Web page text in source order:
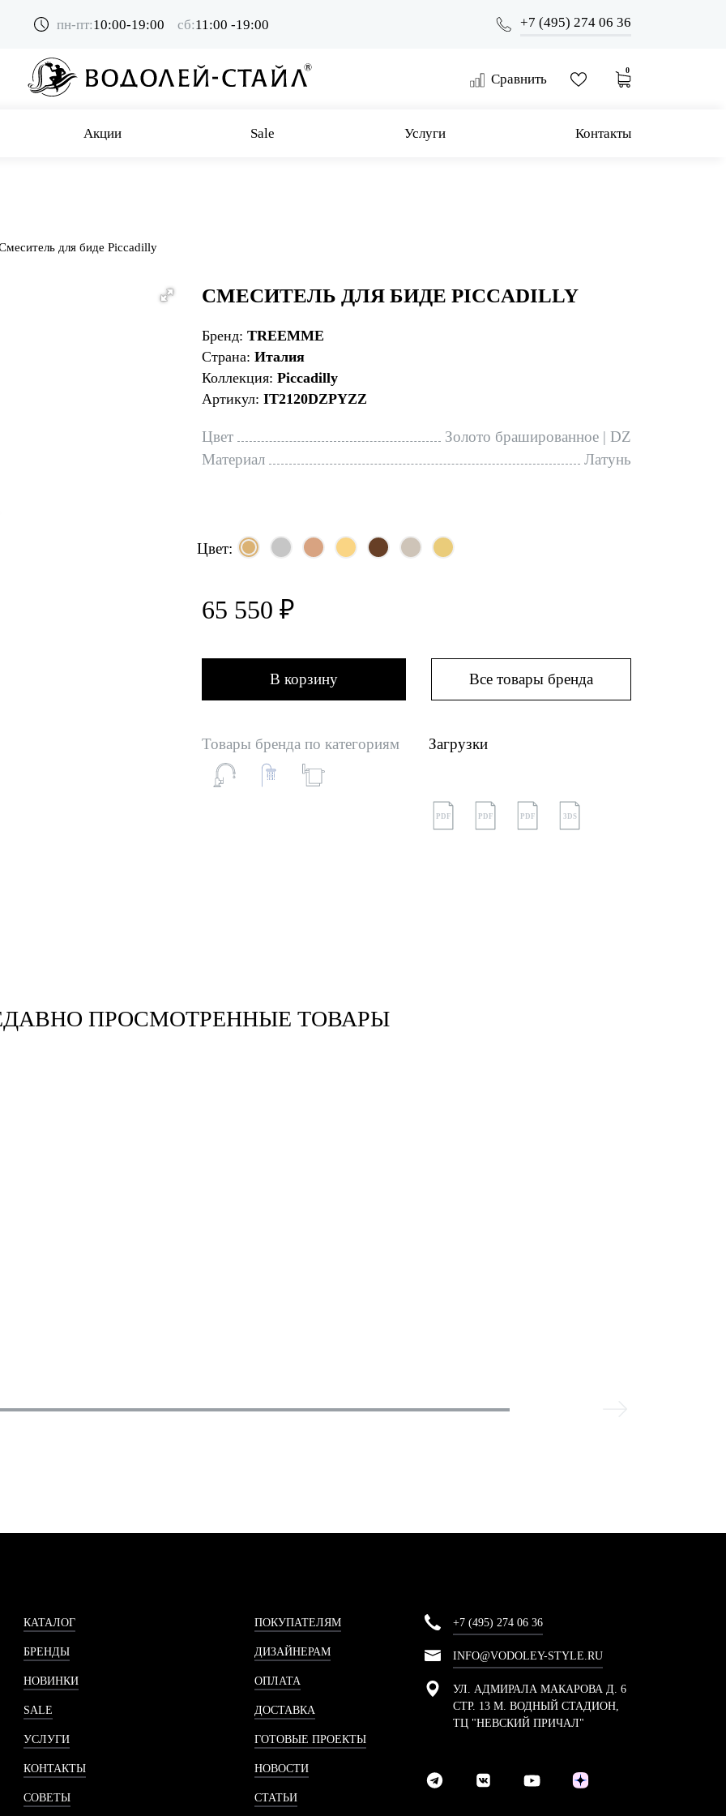
пн-пт:10:00-19:00 сб:11:00 -19:00 +7 (495) 274 06 36
Сравнить
0
Акции Sale Услуги Контакты
для биде Piccadilly
СМЕСИТЕЛЬ ДЛЯ БИДЕ PICCADILLY
Бренд: TREEMME
Страна: Италия
Коллекция: Piccadilly
Артикул: IT2120DZPYZZ
Цвет
Золото брашированное | DZ
Материал
Латунь
Цвет:
65 550 ₽
В корзину Все товары бренда
Товары бренда по категориям Загрузки
PDF PDF PDF 3DS
ПРОСМОТРЕННЫЕ ТОВАРЫ
КАТАЛОГ
БРЕНДЫ
НОВИНКИ
SALE
УСЛУГИ
КОНТАКТЫ
СОВЕТЫ
ПОКУПАТЕЛЯМ
ДИЗАЙНЕРАМ
ОПЛАТА
ДОСТАВКА
ГОТОВЫЕ ПРОЕКТЫ
НОВОСТИ
СТАТЬИ
+7 (495) 274 06 36
INFO@VODOLEY-STYLE.RU
УЛ. АДМИРАЛА МАКАРОВА Д. 6
СТР. 13 М. ВОДНЫЙ СТАДИОН,
ТЦ "НЕВСКИЙ ПРИЧАЛ"